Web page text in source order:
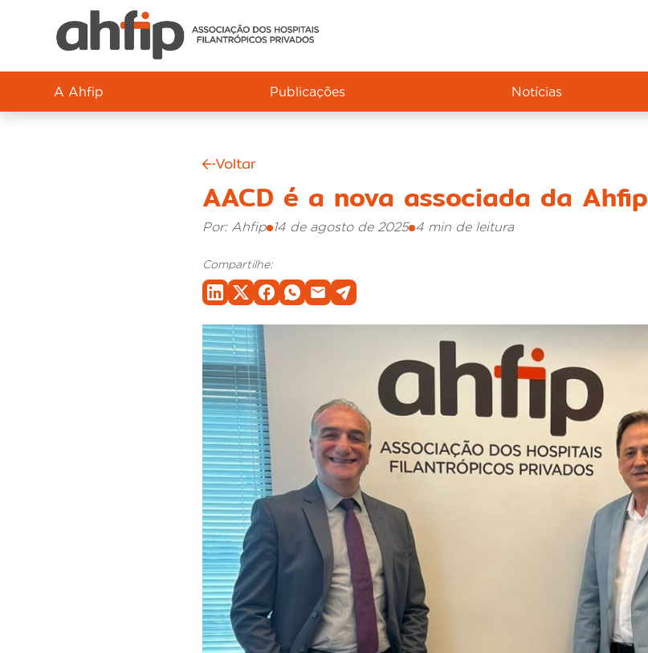
A Ahfip Publicações Notícias
Voltar
AACD é a nova associada da Ahfip
Por: Ahfip 14 de agosto de 2025 4 min de leitura
Compartilhe: